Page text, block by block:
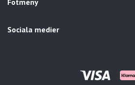
Sociala medier